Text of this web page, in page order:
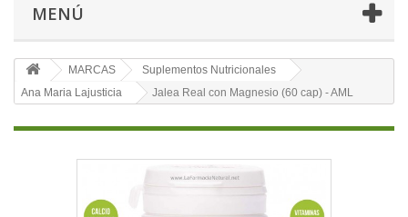
MENÚ
MARCAS
Suplementos Nutricionales
Ana Maria Lajusticia
Jalea Real con Magnesio (60 cap) - AML